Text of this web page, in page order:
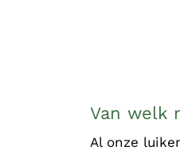
Van welk
Al onze